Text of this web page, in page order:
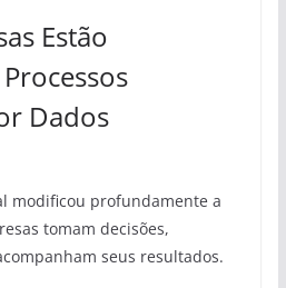
Estão
Dados
modificou profundamente a
tomam decisões,
seus resultados.